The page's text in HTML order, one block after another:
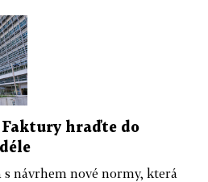
Faktury hraďte do
návrhem nové normy, která